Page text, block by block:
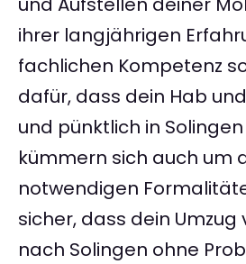
ihrer langjährigen
fachlichen Kompetenz
dafür, dass dein Hab
und pünktlich in
kümmern sich auch um
notwendigen
sicher, dass dein
nach Solingen ohne